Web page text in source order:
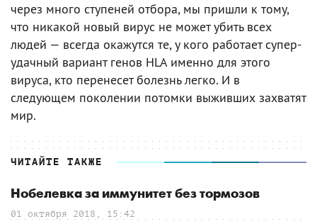
через много ступеней отбора, мы пришли к тому,
что никакой новый вирус не может убить всех
людей — всегда окажутся те, у кого работает супер-
удачный вариант генов HLA именно для этого
вируса, кто перенесет болезнь легко. И в
следующем поколении потомки выживших захватят
мир.
ЧИТАЙТЕ ТАКЖЕ
Нобелевка за иммунитет без тормозов
01 октября 2018, 15:42